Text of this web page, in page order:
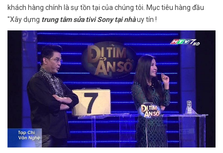
khách hàng chính là sự tồn tại của chúng tôi. Mục tiêu hàng đầu
"Xây dựng trung tâm sửa tivi Sony tại nhàuy tín !